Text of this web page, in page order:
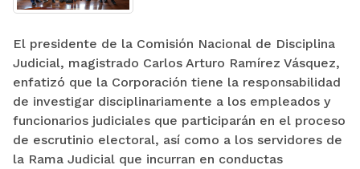
El presidente de la Comisión Nacional de Disciplina
Judicial, magistrado Carlos Arturo Ramírez Vásquez,
enfatizó que la Corporación tiene la responsabilidad
de investigar disciplinariamente a los empleados y
funcionarios judiciales que participarán en el proceso
de escrutinio electoral, así como a los servidores de
la Rama Judicial que incurran en conductas